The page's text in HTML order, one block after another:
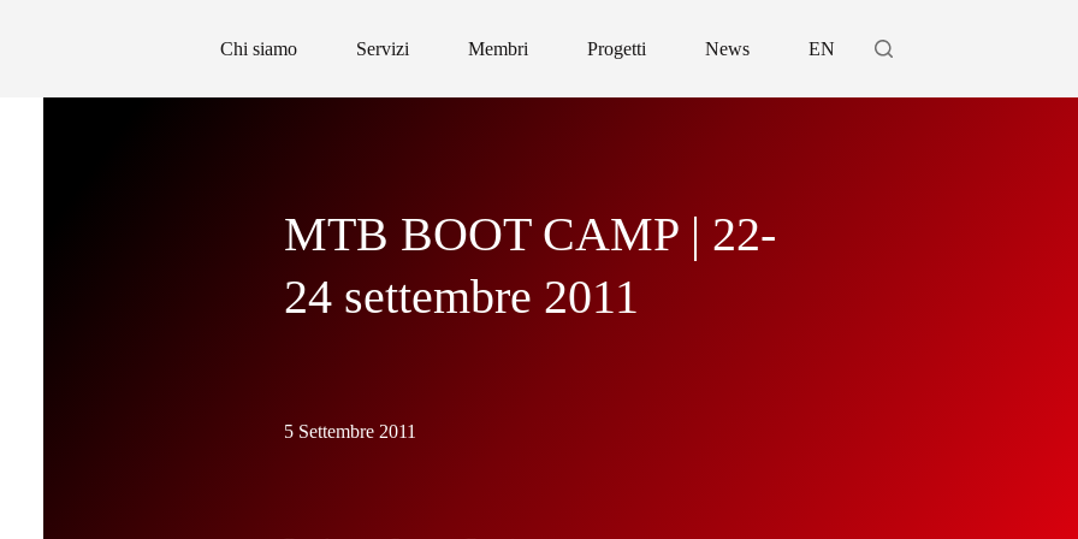
Chi siamo Servizi Membri Progetti News EN
MTB BOOT CAMP | 22-
24 settembre 2011
5 Settembre 2011